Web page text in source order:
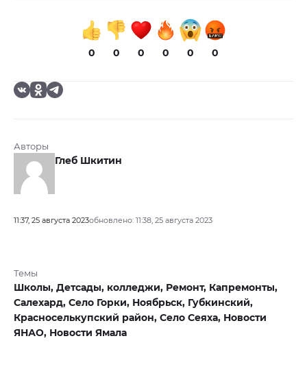
0 0 0 0 0 0
Авторы
Глеб Шкитин
11:37, 25 августа 2023обновлено: 11:38, 25 августа 2023
Темы
Школы, Детсады, колледжи, Ремонт, Капремонты,
Салехард, Село Горки, Ноябрьск, Губкинский,
Красноселькупский район, Село Сеяха, Новости
ЯНАО, Новости Ямала